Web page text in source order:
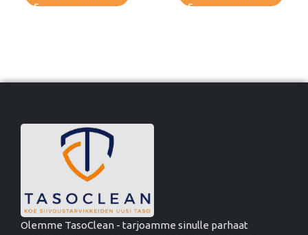
Olemme TasoClean - tarjoamme sinulle parhaat